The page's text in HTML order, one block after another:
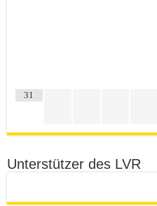
31
Unterstützer des LVR